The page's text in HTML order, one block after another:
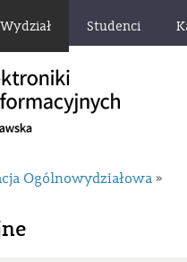
Wydział Studenci
Ogólnowydziałowa »